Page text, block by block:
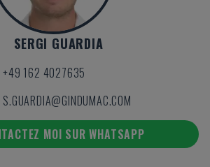
SERGI GUARDIA
+49 162 4027635
S.GUARDIA@GINDUMAC.COM
MOI SUR WHATSAPP